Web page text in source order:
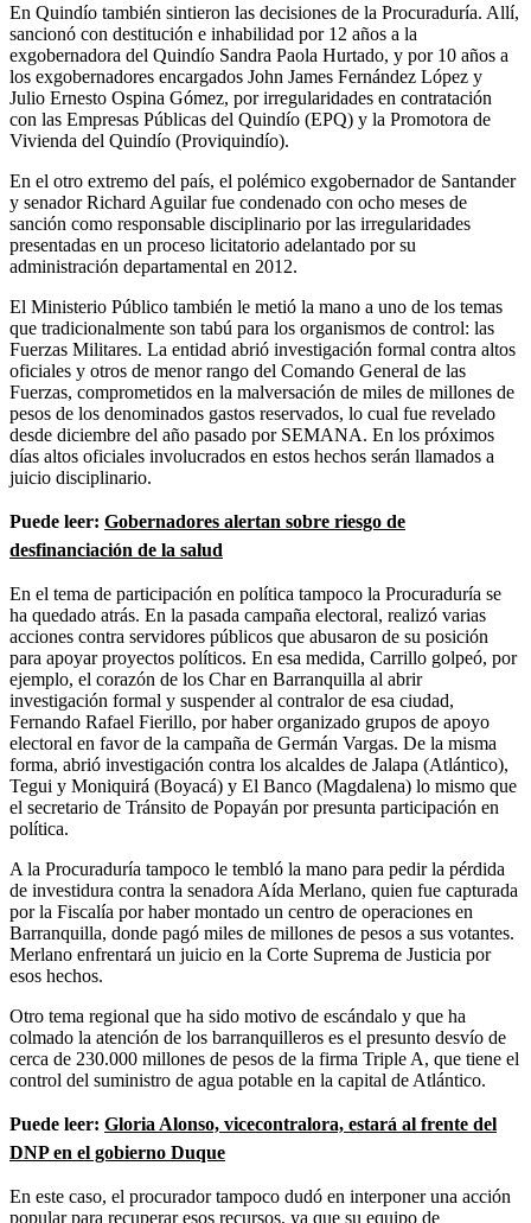
En Quindío también sintieron las decisiones de la Procuraduría. Allí,
sancionó con destitución e inhabilidad por 12 años a la
exgobernadora del Quindío Sandra Paola Hurtado, y por 10 años a
los exgobernadores encargados John James Fernández López y
Julio Ernesto Ospina Gómez, por irregularidades en contratación
con las Empresas Públicas del Quindío (EPQ) y la Promotora de
Vivienda del Quindío (Proviquindío).
En el otro extremo del país, el polémico exgobernador de Santander
y senador Richard Aguilar fue condenado con ocho meses de
sanción como responsable disciplinario por las irregularidades
presentadas en un proceso licitatorio adelantado por su
administración departamental en 2012.
El Ministerio Público también le metió la mano a uno de los temas
que tradicionalmente son tabú para los organismos de control: las
Fuerzas Militares. La entidad abrió investigación formal contra altos
oficiales y otros de menor rango del Comando General de las
Fuerzas, comprometidos en la malversación de miles de millones de
pesos de los denominados gastos reservados, lo cual fue revelado
desde diciembre del año pasado por SEMANA. En los próximos
días altos oficiales involucrados en estos hechos serán llamados a
juicio disciplinario.
Puede leer: Gobernadores alertan sobre riesgo de
desfinanciación de la salud
En el tema de participación en política tampoco la Procuraduría se
ha quedado atrás. En la pasada campaña electoral, realizó varias
acciones contra servidores públicos que abusaron de su posición
para apoyar proyectos políticos. En esa medida, Carrillo golpeó, por
ejemplo, el corazón de los Char en Barranquilla al abrir
investigación formal y suspender al contralor de esa ciudad,
Fernando Rafael Fierillo, por haber organizado grupos de apoyo
electoral en favor de la campaña de Germán Vargas. De la misma
forma, abrió investigación contra los alcaldes de Jalapa (Atlántico),
Tegui y Moniquirá (Boyacá) y El Banco (Magdalena) lo mismo que
el secretario de Tránsito de Popayán por presunta participación en
política.
A la Procuraduría tampoco le tembló la mano para pedir la pérdida
de investidura contra la senadora Aída Merlano, quien fue capturada
por la Fiscalía por haber montado un centro de operaciones en
Barranquilla, donde pagó miles de millones de pesos a sus votantes.
Merlano enfrentará un juicio en la Corte Suprema de Justicia por
esos hechos.
Otro tema regional que ha sido motivo de escándalo y que ha
colmado la atención de los barranquilleros es el presunto desvío de
cerca de 230.000 millones de pesos de la firma Triple A, que tiene el
control del suministro de agua potable en la capital de Atlántico.
Puede leer: Gloria Alonso, vicecontralora, estará al frente del
DNP en el gobierno Duque
En este caso, el procurador tampoco dudó en interponer una acción
popular para recuperar esos recursos, ya que su equipo de